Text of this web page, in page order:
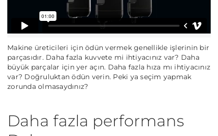
Makine üreticileri için ödün vermek genellikle işlerinin bir
parçasıdır. Daha fazla kuvvete mi ihtiyacınız var? Daha
büyük parçalar için yer açın. Daha fazla hıza mı ihtiyacınız
var? Doğruluktan ödün verin. Peki ya seçim yapmak
zorunda olmasaydınız?
Daha fazla performans